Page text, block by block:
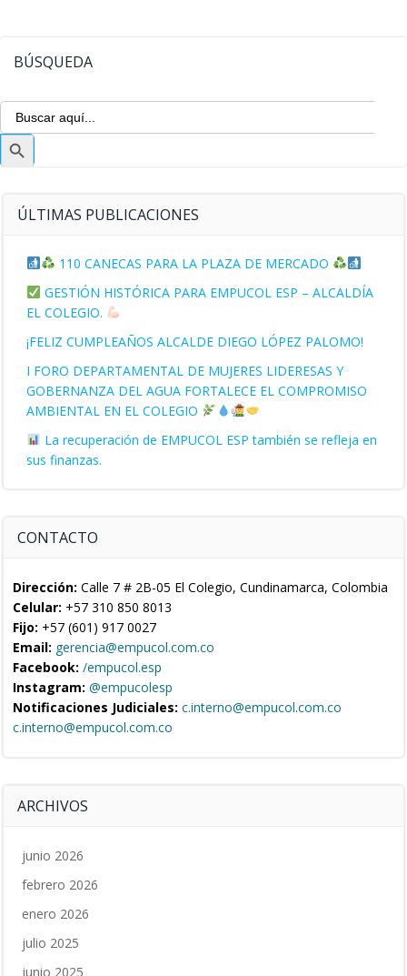
BÚSQUEDA
Buscar:
Botón
de
búsqueda
ÚLTIMAS PUBLICACIONES
110 CANECAS PARA LA PLAZA DE MERCADO
GESTIÓN HISTÓRICA PARA EMPUCOL ESP – ALCALDÍA
EL COLEGIO.
¡FELIZ CUMPLEAÑOS ALCALDE DIEGO LÓPEZ PALOMO!
I FORO DEPARTAMENTAL DE MUJERES LIDERESAS Y
GOBERNANZA DEL AGUA FORTALECE EL COMPROMISO
AMBIENTAL EN EL COLEGIO
La recuperación de EMPUCOL ESP también se refleja en
sus finanzas.
CONTACTO
Dirección: Calle 7 # 2B-05 El Colegio, Cundinamarca, Colombia
Celular: +57 310 850 8013
Fijo: +57 (601) 917 0027
Email: gerencia@empucol.com.co
Facebook: /empucol.esp
Instagram: @empucolesp
Notificaciones Judiciales: c.interno@empucol.com.co
c.interno@empucol.com.co
ARCHIVOS
junio 2026
febrero 2026
enero 2026
julio 2025
junio 2025